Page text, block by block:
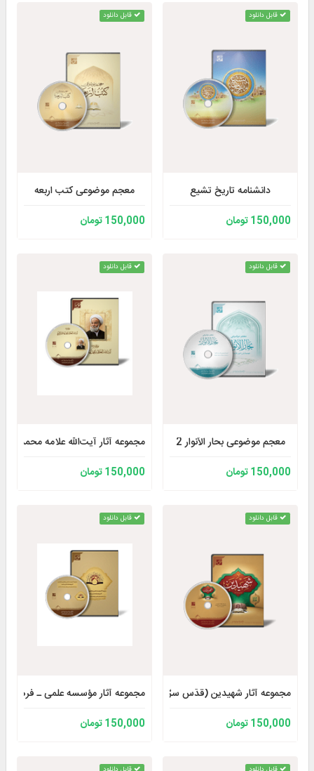
قابل دانلود
دانشنامه تاریخ تشیع
150,000 تومان
قابل دانلود
معجم موضوعی کتب اربعه
150,000 تومان
قابل دانلود
معجم موضوعی بحار الأنوار 2
150,000 تومان
قابل دانلود
مجموعه آثار آیت‌الله علامه
150,000 تومان
قابل دانلود
مجموعه آثار شهیدین (قدّس سرّهما)
150,000 تومان
قابل دانلود
مجموعه آثار مؤسسه علمی ـ فرهنگی
150,000 تومان